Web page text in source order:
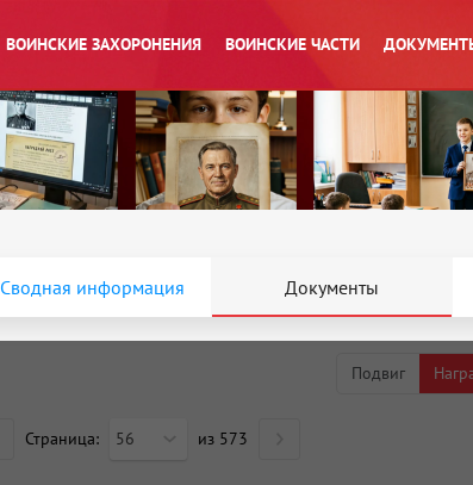
ВОИНСКИЕ ЗАХОРОНЕНИЯ ВОИНСКИЕ ЧАСТИ
Сводная информация Документы
Подвиг
Страница: 56 из 573